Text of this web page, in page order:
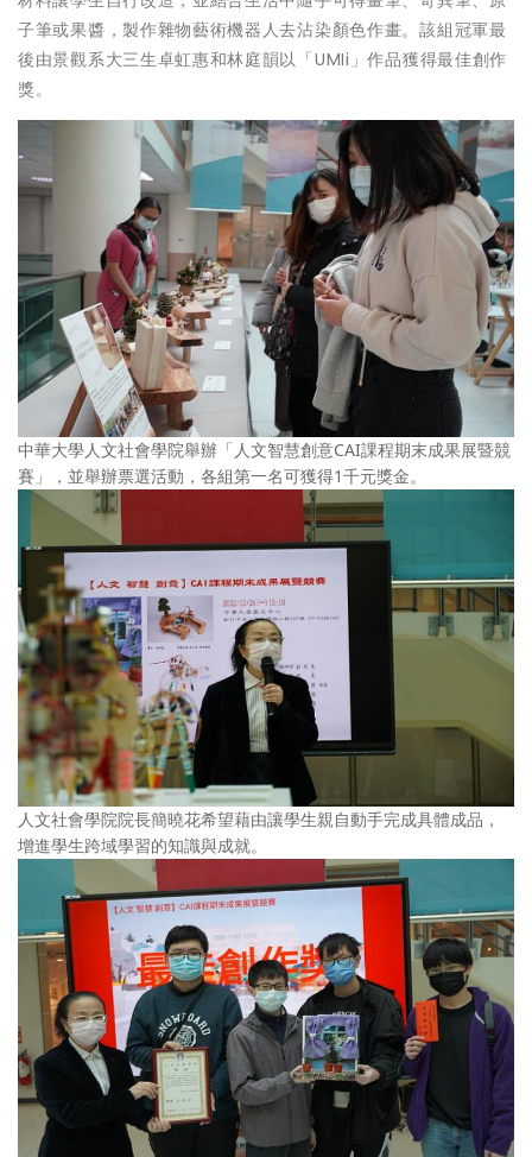
子筆或果醬，製作雜物藝術機器人去沾染顏色作畫。該組冠軍最
後由景觀系大三生卓虹惠和林庭韻以「UMIi」作品獲得最佳創作
獎。
中華大學人文社會學院舉辦「人文智慧創意CAI課程期末成果展暨競
賽」，並舉辦票選活動，各組第一名可獲得1千元獎金。
人文社會學院院長簡曉花希望藉由讓學生親自動手完成具體成品，
增進學生跨域學習的知識與成就。